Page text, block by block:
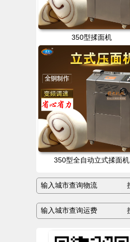
350型揉面机
350型全自动立式揉面机